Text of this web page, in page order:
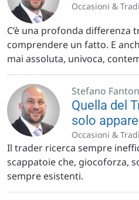
Occasioni &
C’è una profonda differenza
comprendere un fatto. E
mai assoluta, univoca,
Stefano Fanton
Quella del
solo
Occasioni &
Il trader ricerca sempre
scappatoie che, giocoforza,
sempre esistenti.